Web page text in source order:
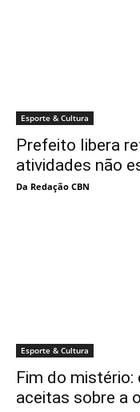
Esporte & Cultura
Prefeito libera
atividades não
Da Redação CBN
Esporte & Cultura
Fim do
aceitas sobre a